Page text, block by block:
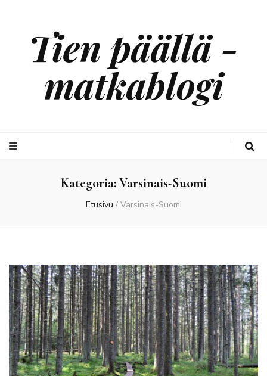
Tien päällä -
matkablogi
Kategoria:Varsinais-Suomi
Etusivu / Varsinais-Suomi